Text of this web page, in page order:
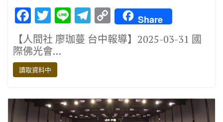
F
ac
e
b
o
o
k
T
w
it
te
r
Li
n
e
T
el
e
m
C
o
p
n
k
Share
【人間社 廖珈蔓 台中報導】2025-03-31 國
際佛光會…
讀取資料中